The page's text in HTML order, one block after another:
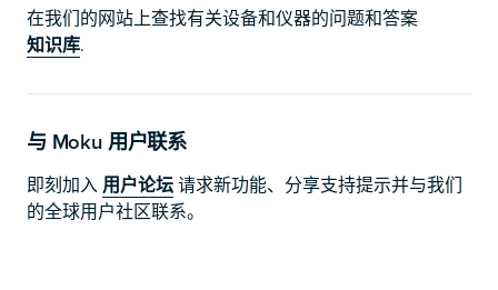
在我们的网站上查找有关设备和仪器的问题和答案
知识库.
与 Moku 用户联系
即刻加入用户论坛请求新功能、分享支持提示并与我们
的全球用户社区联系。